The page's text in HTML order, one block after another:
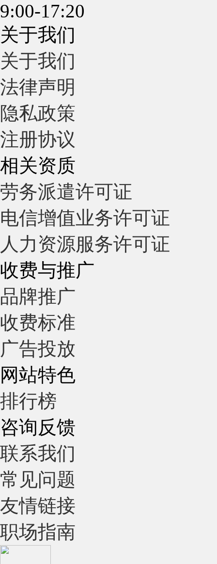
9:00-17:20
关于我们
关于我们
法律声明
隐私政策
注册协议
相关资质
劳务派遣许可证
电信增值业务许可证
人力资源服务许可证
收费与推广
品牌推广
收费标准
广告投放
网站特色
排行榜
咨询反馈
联系我们
常见问题
友情链接
职场指南